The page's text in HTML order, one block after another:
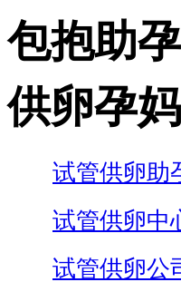
包抱助
供卵孕
试管供卵助
试管供卵中
试管供卵公